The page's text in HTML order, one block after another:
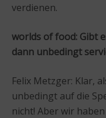
verdienen.
worlds of food: Gibt
dann unbedingt
Felix Metzger: Klar,
unbedingt auf die
nicht! Aber wir